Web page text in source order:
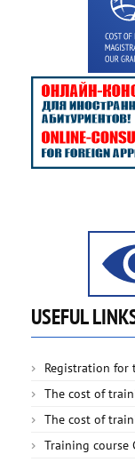
USEFUL
Registration for
The cost of
The cost of
Training course